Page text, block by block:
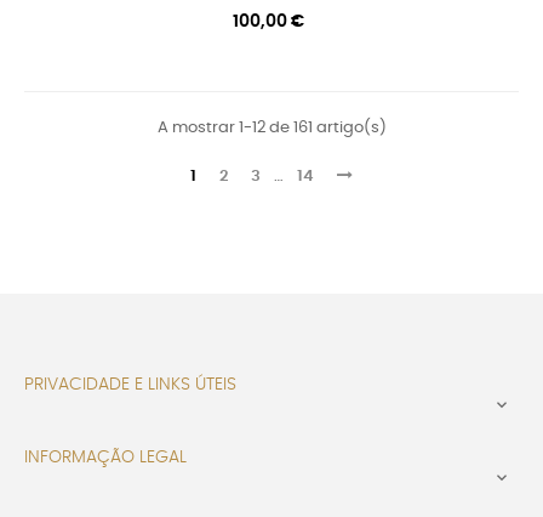
Preço
100,00 €
A mostrar 1-12 de 161 artigo(s)
1 2 3 … 14
PRIVACIDADE E LINKS ÚTEIS

INFORMAÇÃO LEGAL
